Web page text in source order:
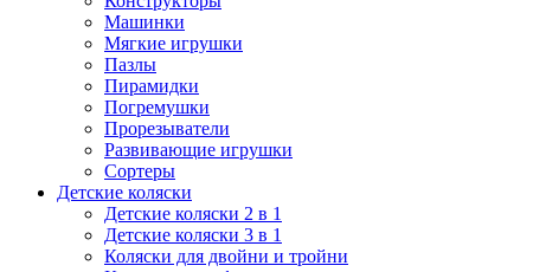
Машинки
Мягкие игрушки
Пазлы
Пирамидки
Погремушки
Прорезыватели
Развивающие игрушки
Сортеры
Детские коляски
Детские коляски 2 в 1
Детские коляски 3 в 1
Коляски для двойни и тройни